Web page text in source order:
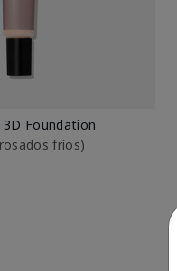
Foundation
fríos)